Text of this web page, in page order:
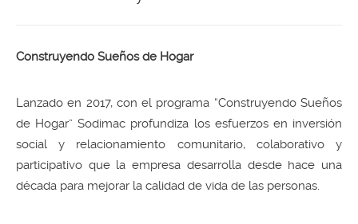
Construyendo Sueños de Hogar
Lanzado en 2017, con el programa “Construyendo Sueños
de Hogar” Sodimac profundiza los esfuerzos en inversión
social y relacionamiento comunitario, colaborativo y
participativo que la empresa desarrolla desde hace una
década para mejorar la calidad de vida de las personas.